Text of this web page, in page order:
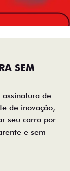
SEM
de
de inovação,
seu carro por
e sem